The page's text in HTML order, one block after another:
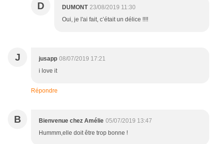
D DUMONT 23/08/2019 11:30
Oui, je l'ai fait, c’était un délice !!!!
J jusapp 08/07/2019 17:21
i love it
Répondre
B Bienvenue chez Amélie 05/07/2019 13:47
Hummm,elle doit être trop bonne !